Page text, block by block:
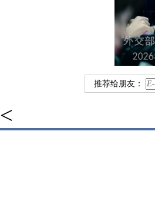
推荐给朋友：
<